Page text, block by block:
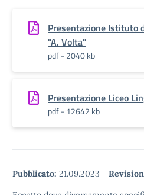
Presentazione Istituto
"A. Volta"
pdf - 2040 kb
Presentazione Liceo
pdf - 12642 kb
Pubblicato: 21.09.2023 -